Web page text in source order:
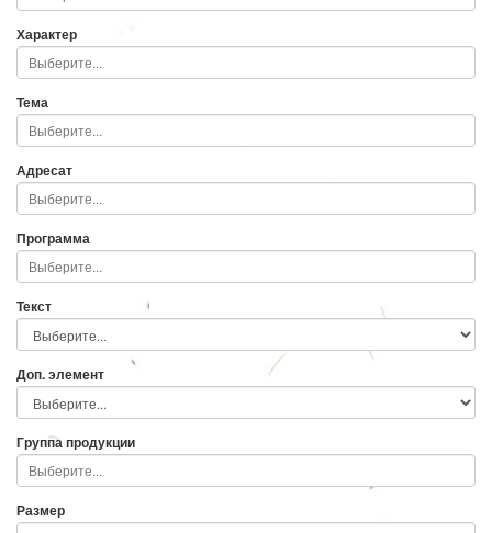
Характер
Тема
Адресат
Программа
Текст
Доп. элемент
Группа продукции
Размер